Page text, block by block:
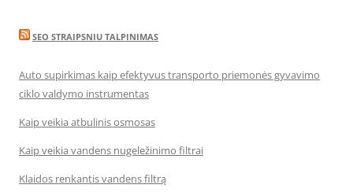
SEO STRAIPSNIU TALPINIMAS
Auto supirkimas kaip efektyvus transporto priemonės gyvavimo
ciklo valdymo instrumentas
Kaip veikia atbulinis osmosas
Kaip veikia vandens nugeležinimo filtrai
Klaidos renkantis vandens filtrą